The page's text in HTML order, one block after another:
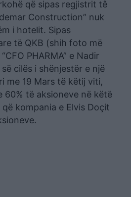
që sipas regjistrit tê
Construction” nuk
i hotelit. Sipas
të QKB (shih foto më
PHARMA” e Nadir
cilës i shënjestër e një
me 19 Mars të këtij viti,
60% të aksioneve në këtë
kompania e Elvis Doçit